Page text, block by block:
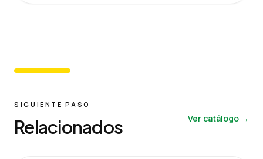
SIGUIENTE PASO
Relacionados Ver catálogo →